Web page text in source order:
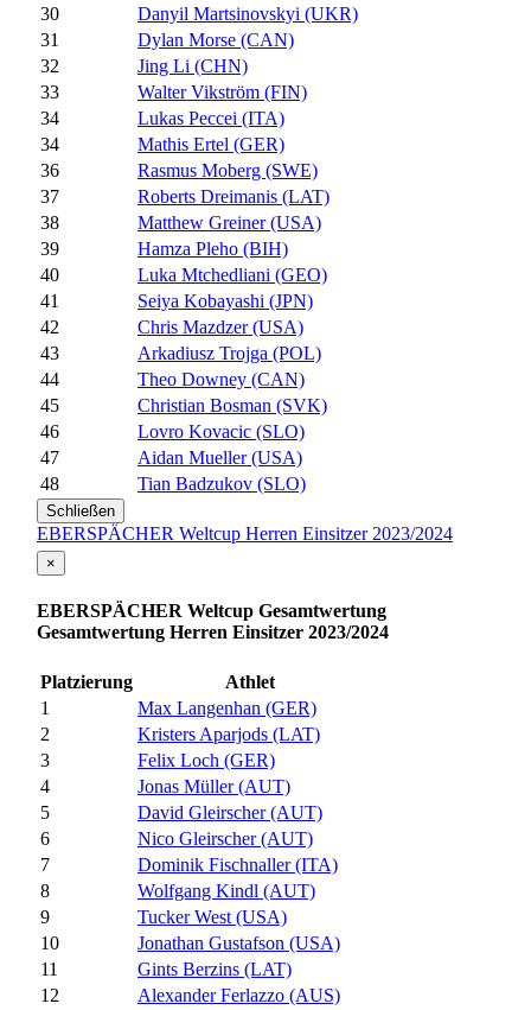
30
Danyil Martsinovskyi (UKR)
31
Dylan Morse (CAN)
32
Jing Li (CHN)
33
Walter Vikström (FIN)
34
Lukas Peccei (ITA)
34
Mathis Ertel (GER)
36
Rasmus Moberg (SWE)
37
Roberts Dreimanis (LAT)
38
Matthew Greiner (USA)
39
Hamza Pleho (BIH)
40
Luka Mtchedliani (GEO)
41
Seiya Kobayashi (JPN)
42
Chris Mazdzer (USA)
43
Arkadiusz Trojga (POL)
44
Theo Downey (CAN)
45
Christian Bosman (SVK)
46
Lovro Kovacic (SLO)
47
Aidan Mueller (USA)
48
Tian Badzukov (SLO)
Schließen
EBERSPÄCHER Weltcup Herren Einsitzer 2023/2024
×
EBERSPÄCHER Weltcup Gesamtwertung
Gesamtwertung Herren Einsitzer 2023/2024
Platzierung
Athlet
1
Max Langenhan (GER)
2
Kristers Aparjods (LAT)
3
Felix Loch (GER)
4
Jonas Müller (AUT)
5
David Gleirscher (AUT)
6
Nico Gleirscher (AUT)
7
Dominik Fischnaller (ITA)
8
Wolfgang Kindl (AUT)
9
Tucker West (USA)
10
Jonathan Gustafson (USA)
11
Gints Berzins (LAT)
12
Alexander Ferlazzo (AUS)